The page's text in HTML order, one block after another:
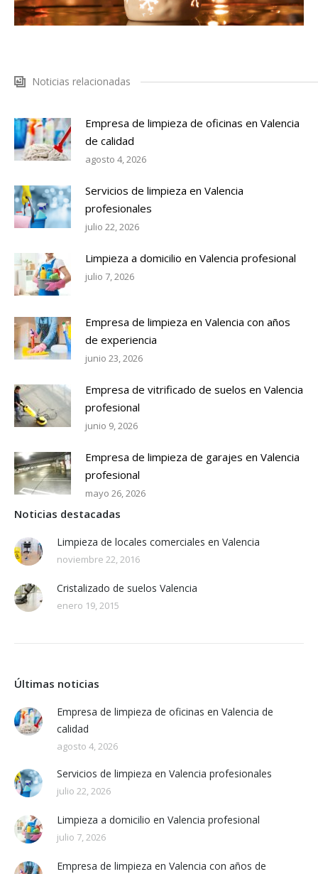
Noticias relacionadas
Empresa de limpieza de oficinas en Valencia
de calidad
agosto 4, 2026
Servicios de limpieza en Valencia
profesionales
julio 22, 2026
Limpieza a domicilio en Valencia profesional
julio 7, 2026
Empresa de limpieza en Valencia con años
de experiencia
junio 23, 2026
Empresa de vitrificado de suelos en Valencia
profesional
junio 9, 2026
Empresa de limpieza de garajes en Valencia
profesional
mayo 26, 2026
Noticias destacadas
Limpieza de locales comerciales en Valencia
noviembre 22, 2016
Cristalizado de suelos Valencia
enero 19, 2015
Últimas noticias
Empresa de limpieza de oficinas en Valencia de
calidad
agosto 4, 2026
Servicios de limpieza en Valencia profesionales
julio 22, 2026
Limpieza a domicilio en Valencia profesional
julio 7, 2026
Empresa de limpieza en Valencia con años de